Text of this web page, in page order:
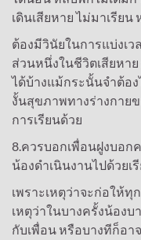
เดินเสียหาย ไม่มาเรีย
ต้องมีวินัยในการแบ่งเ
ส่วนหนึ่งในชีวิตเสียหา
ได้บ้างแม้กระนั้นจำต้อ
งั้นสุขภาพทางร่างกาย
การเรียนด้วย
8.ควรบอกเพื่อนฝูงบอก
น้องดำเนินงานไปด้วยเ
เพราะเหตุว่าจะก่อให้
เหตุว่าในบางครั้งน้องบ
กับเพื่อน หรือบางทีก็อา